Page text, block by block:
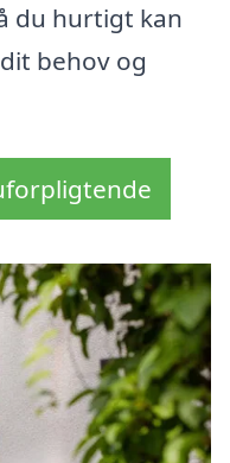
du hurtigt kan
behov og